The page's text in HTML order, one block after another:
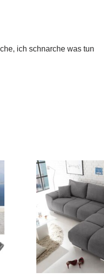
ich schnarche was tun